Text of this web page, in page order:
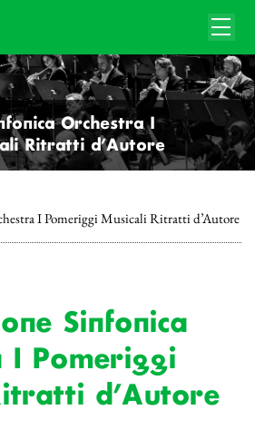
Orchestra I
Ritratti d’Autore
I Pomeriggi Musicali Ritratti d’Autore
Sinfonica
I Pomeriggi
d’Autore